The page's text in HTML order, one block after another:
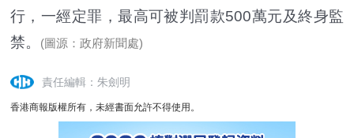
行，一經定罪，最高可被判罰款500萬元及終身監
禁。
(圖源：政府新聞處)
責任編輯：朱劍明
香港商報版權所有，未經書面允許不得使用。